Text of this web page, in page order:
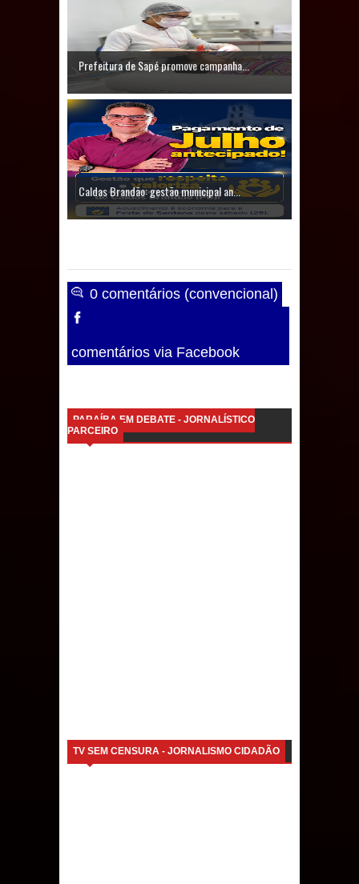
Caldas Brandão: IPMCB responde
questionamentos da vereadora
parcelamentos são referentes a
débitos históricos
Prefeitura de Sapé promove campanha...
Caldas Brandão: gestão municipal an...
0 comentários (convencional)
comentários via Facebook
PARAÍBA EM DEBATE - JORNALÍSTICO
PARCEIRO
TV SEM CENSURA - JORNALISMO CIDADÃO